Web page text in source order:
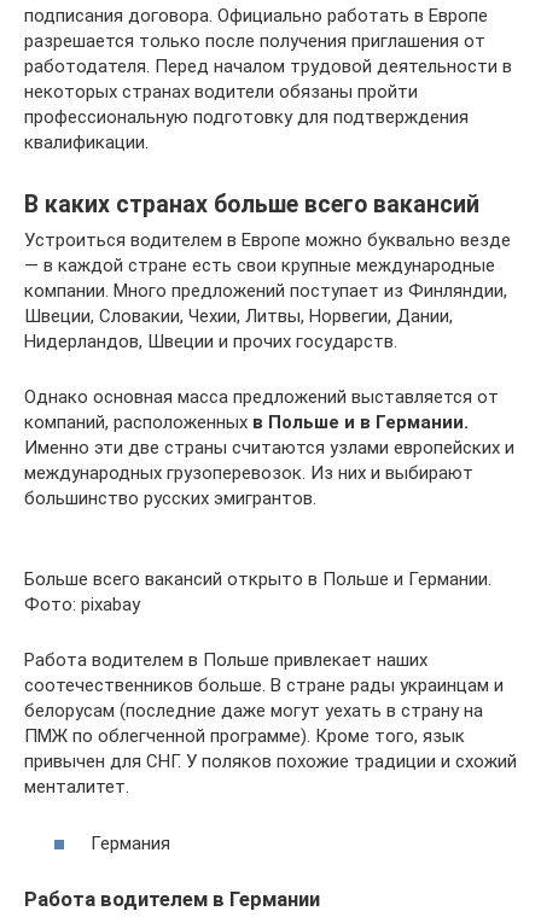
подписания договора. Официально работать в Европе
разрешается только после получения приглашения от
работодателя. Перед началом трудовой деятельности в
некоторых странах водители обязаны пройти
профессиональную подготовку для подтверждения
квалификации.
В каких странах больше всего вакансий
Устроиться водителем в Европе можно буквально везде
— в каждой стране есть свои крупные международные
компании. Много предложений поступает из Финляндии,
Швеции, Словакии, Чехии, Литвы, Норвегии, Дании,
Нидерландов, Швеции и прочих государств.
Однако основная масса предложений выставляется от
компаний, расположенных в Польше и в Германии.
Именно эти две страны считаются узлами европейских и
международных грузоперевозок. Из них и выбирают
большинство русских эмигрантов.
Больше всего вакансий открыто в Польше и Германии.
Фото: pixabay
Работа водителем в Польше привлекает наших
соотечественников больше. В стране рады украинцам и
белорусам (последние даже могут уехать в страну на
ПМЖ по облегченной программе). Кроме того, язык
привычен для СНГ. У поляков похожие традиции и схожий
менталитет.
Германия
Работа водителем в Германии